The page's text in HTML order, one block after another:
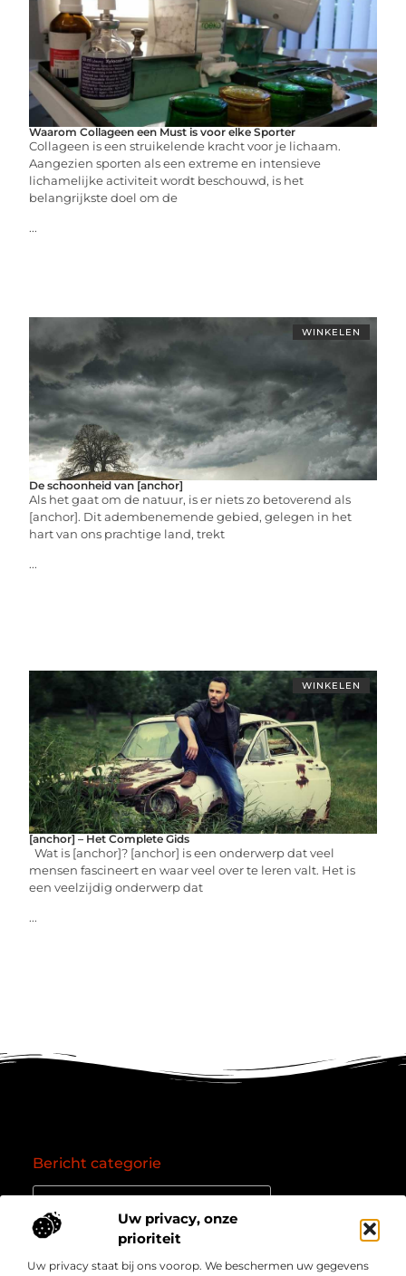
Uw privacy, onze
prioriteit
Uw privacy staat bij ons voorop. We beschermen uw gegevens
Waarom Collageen een Must is voor elke Sporter
Collageen is een struikelende kracht voor je lichaam.
Aangezien sporten als een extreme en intensieve
lichamelijke activiteit wordt beschouwd, is het
belangrijkste doel om de
...
WINKELEN
De schoonheid van [anchor]
Als het gaat om de natuur, is er niets zo betoverend als
[anchor]. Dit adembenemende gebied, gelegen in het
hart van ons prachtige land, trekt
...
WINKELEN
[anchor] – Het Complete Gids
Wat is [anchor]? [anchor] is een onderwerp dat veel
mensen fascineert en waar veel over te leren valt. Het is
een veelzijdig onderwerp dat
...
Onze informatie
Bericht categorie